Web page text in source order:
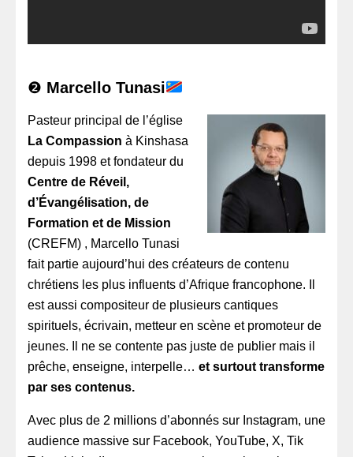
❷ Marcello Tunasi
Pasteur principal de l’église
La Compassion à Kinshasa
depuis 1998 et fondateur du
Centre de Réveil,
d’Évangélisation, de
Formation et de Mission
(CREFM) , Marcello Tunasi
fait partie aujourd’hui des créateurs de contenu
chrétiens les plus influents d’Afrique francophone. Il
est aussi compositeur de plusieurs cantiques
spirituels, écrivain, metteur en scène et promoteur de
jeunes. Il ne se contente pas juste de publier mais il
prêche, enseigne, interpelle… et surtout transforme
par ses contenus.
Avec plus de 2 millions d’abonnés sur Instagram, une
audience massive sur Facebook, YouTube, X, Tik